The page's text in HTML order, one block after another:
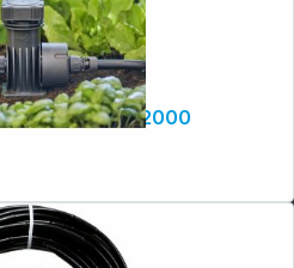
Gardena Micro-Drip-System Basisgerät 2000
Sie uns auf